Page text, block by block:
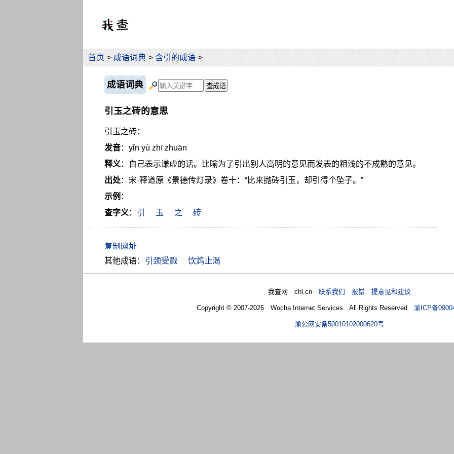
首页 > 成语词典 > 含引的成语 >
成语词典
引玉之砖的意思
引玉之砖：
发音：yǐn yù zhī zhuān
释义：自己表示谦虚的话。比喻为了引出别人高明的意见而发表的粗浅的不成熟的意见。
出处：宋·释道原《景德传灯录》卷十：“比来抛砖引玉，却引得个坠子。”
示例 ：
查字义： 引 玉 之 砖
其他成语： 引颈受戮 饮鸩止渴
我查网 chl.cn联系我们 报错 提意见和建议
Copyright © 2007-2026 Wocha Internet Services All Rights Reserved渝ICP备
渝公网安备50010102000620号